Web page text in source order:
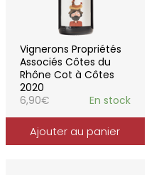
Vignerons Propriétés
Associés Côtes du
Rhône Cot à Côtes
2020
6,90€ En stock
Ajouter au panier